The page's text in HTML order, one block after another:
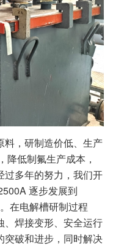
，研制造价低、生产
降低制氟生产成本，
过多年的努力，我们开
逐步发展到
在电解槽研制过程
、焊接变形、安全运行
突破和进步，同时解决